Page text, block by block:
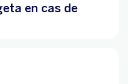
en cas de